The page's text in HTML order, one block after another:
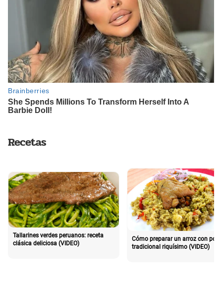
Recetas
Tallarines verdes peruanos: receta
clásica deliciosa (VIDEO)
Cómo preparar un arroz con pollo
tradicional riquísimo (VIDEO)